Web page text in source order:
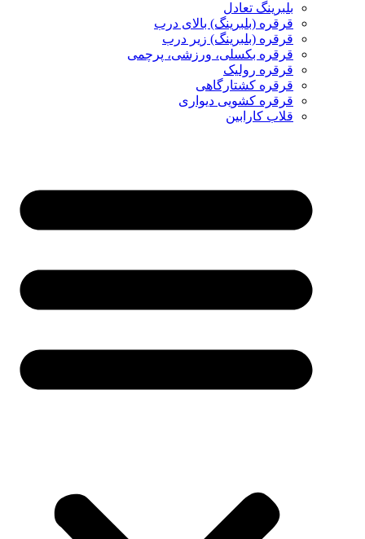
بلبرینگ تعادل
قرقره (بلبرینگ) بالای درب
قرقره (بلبرینگ) زیر درب
قرقره بکسلی، ورزشی، پرچمی
قرقره رولیک
قرقره کشتارگاهی
قرقره کشویی دیواری
قلاب کارابین